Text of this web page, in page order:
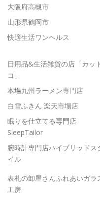
大阪府高槻市
山形県鶴岡市
快適生活ワンヘルス
日用品&生活雑貨の店「カッ
コ」
本場九州ラーメン専門店
白雪ふきん 楽天市場店
眠りを仕立てる専門店
SleepTailor
腕時計専門店ハイブリッドス
イル
表札の卸屋さんふれあいガラ
工房